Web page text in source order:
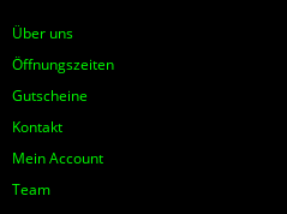
Über uns
Öffnungszeiten
Gutscheine
Kontakt
Mein Account
Team